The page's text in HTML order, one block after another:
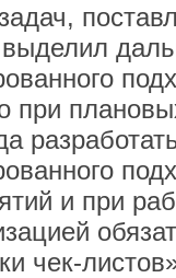
при
и при
чек-